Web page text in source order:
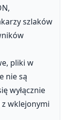
szlaków
pliki w
nie są
wyłącznie
wklejonymi